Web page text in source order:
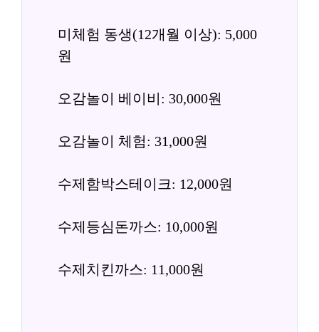
미체험 동생(12개월 이상): 5,000
원
오감놀이 베이비: 30,000원
오감놀이 체험: 31,000원
수제함박스테이크: 12,000원
수제등심돈까스: 10,000원
수제치킨까스: 11,000원